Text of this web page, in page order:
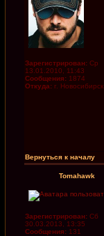
Зарегистрирован: Ср
13.01.2010, 11:43
Сообщения: 1874
Откуда: г. Новосибирск
Вернуться к началу
Tomahawk
Зарегистрирован: Сб
30.03.2013, 13:35
Сообщения: 131